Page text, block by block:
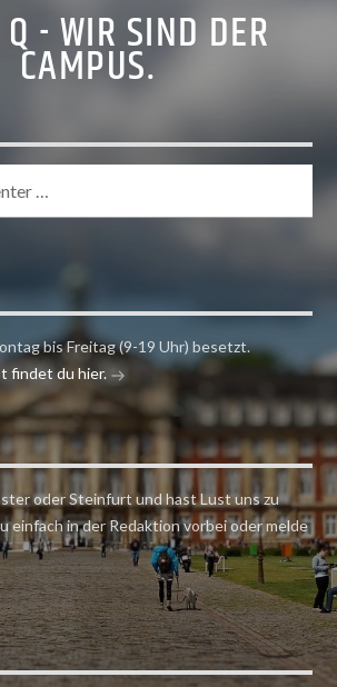
- WIR SIND DER
CAMPUS.
bis Freitag (9-19 Uhr) besetzt.
findet du hier.
oder Steinfurt und hast Lust uns zu
einfach in der Redaktion vorbei oder melde